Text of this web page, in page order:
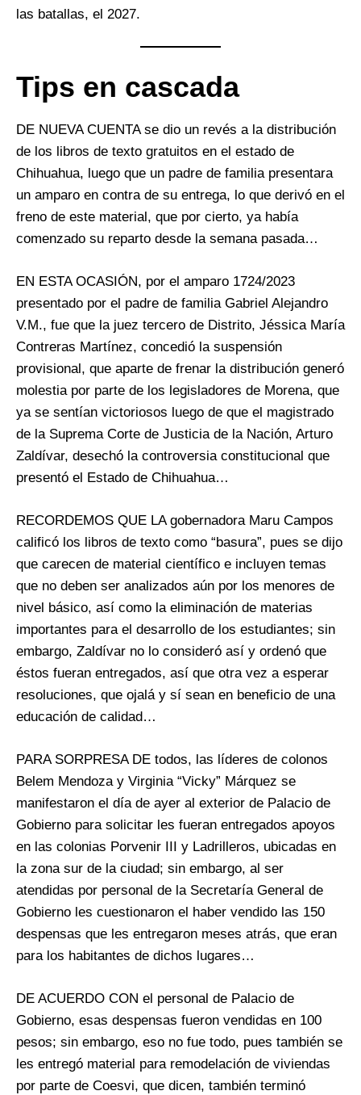
las batallas, el 2027.
Tips en cascada
DE NUEVA CUENTA se dio un revés a la distribución
de los libros de texto gratuitos en el estado de
Chihuahua, luego que un padre de familia presentara
un amparo en contra de su entrega, lo que derivó en el
freno de este material, que por cierto, ya había
comenzado su reparto desde la semana pasada…
EN ESTA OCASIÓN, por el amparo 1724/2023
presentado por el padre de familia Gabriel Alejandro
V.M., fue que la juez tercero de Distrito, Jéssica María
Contreras Martínez, concedió la suspensión
provisional, que aparte de frenar la distribución generó
molestia por parte de los legisladores de Morena, que
ya se sentían victoriosos luego de que el magistrado
de la Suprema Corte de Justicia de la Nación, Arturo
Zaldívar, desechó la controversia constitucional que
presentó el Estado de Chihuahua…
RECORDEMOS QUE LA gobernadora Maru Campos
calificó los libros de texto como “basura”, pues se dijo
que carecen de material científico e incluyen temas
que no deben ser analizados aún por los menores de
nivel básico, así como la eliminación de materias
importantes para el desarrollo de los estudiantes; sin
embargo, Zaldívar no lo consideró así y ordenó que
éstos fueran entregados, así que otra vez a esperar
resoluciones, que ojalá y sí sean en beneficio de una
educación de calidad…
PARA SORPRESA DE todos, las líderes de colonos
Belem Mendoza y Virginia “Vicky” Márquez se
manifestaron el día de ayer al exterior de Palacio de
Gobierno para solicitar les fueran entregados apoyos
en las colonias Porvenir III y Ladrilleros, ubicadas en
la zona sur de la ciudad; sin embargo, al ser
atendidas por personal de la Secretaría General de
Gobierno les cuestionaron el haber vendido las 150
despensas que les entregaron meses atrás, que eran
para los habitantes de dichos lugares…
DE ACUERDO CON el personal de Palacio de
Gobierno, esas despensas fueron vendidas en 100
pesos; sin embargo, eso no fue todo, pues también se
les entregó material para remodelación de viviendas
por parte de Coesvi, que dicen, también terminó